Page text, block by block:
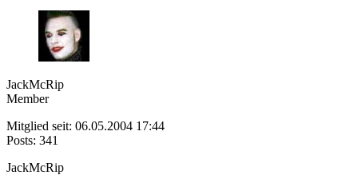
JackMcRip
Member
Mitglied seit: 06.05.2004 17:44
Posts: 341
JackMcRip